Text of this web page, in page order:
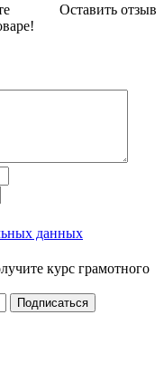
Оставить отзыв
данных
курс грамотного